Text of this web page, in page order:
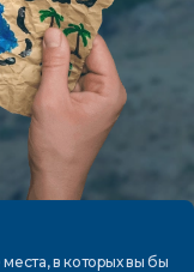
в которыхвы бы